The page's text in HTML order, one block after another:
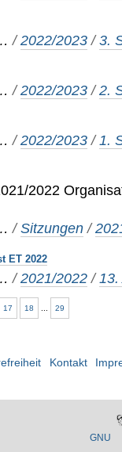
/2022/2023 /3.
/2022/2023 /2.
/2022/2023 / 1.
2022
/Sitzungen /
ET 2022
/2021/2022 /
17 18 29
Kontakt
GNU